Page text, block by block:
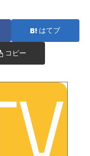
はてブ
コピー